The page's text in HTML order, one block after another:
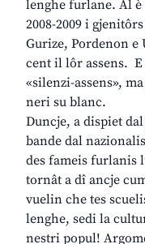
lenghe furlane. Al
2008-2009 i
Gurize, Pordenon e
cent il lôr assens.
«silenzi-assens»,
neri su blanc.
Duncje, a dispiet
bande dal
des fameis furlanis
tornât a dî ancje
vuelin che tes
lenghe, sedi la
nestri popul!